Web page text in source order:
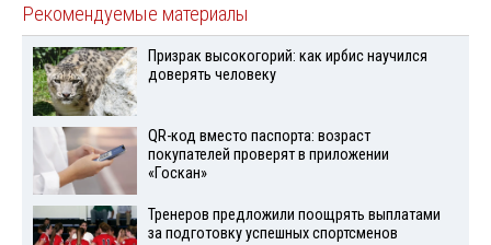
Рекомендуемые материалы
Призрак высокогорий: как ирбис научился
доверять человеку
QR-код вместо паспорта: возраст
покупателей проверят в приложении
«Госкан»
Тренеров предложили поощрять выплатами
за подготовку успешных спортсменов